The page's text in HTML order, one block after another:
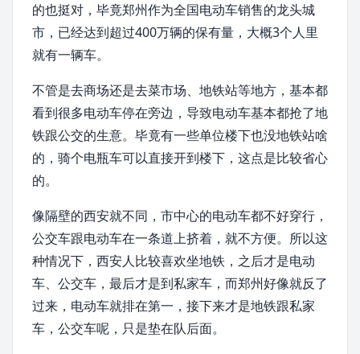
的也挺对，毕竟郑州作为全国电动车销售的龙头城
市，已经达到超过400万辆的保有量 ，大概3个人里
就有一辆车。
不管是去商场还是去菜市场、地铁站等地方，基本都
看到很多电动车停在旁边，导致电动车基本都抢了地
铁跟公交的生意。毕竟有一些单位楼下也没地铁站啥
的，骑个电瓶车可以直接开到楼下，这点是比较省心
的。
像隔壁的西安就不同，市中心的电动车都不好穿行，
公交车跟电动车在一条道上挤着，就不方便。所以这
种情况下，西安人比较喜欢坐地铁，之后才是电动
车、公交车，最后才是到私家车 ，而郑州好像就反了
过来，电动车就排在第一，接下来才是地铁跟私家
车，公交车呢，只是垫在队后面。